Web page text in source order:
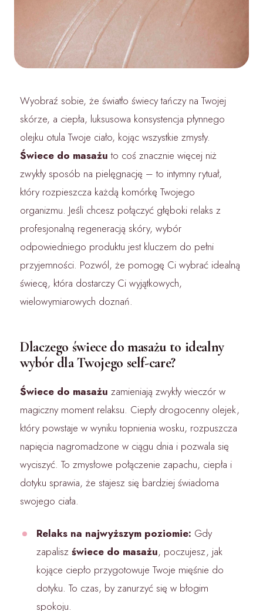
Wyobraź sobie, że światło świecy tańczy na Twojej
skórze, a ciepła, luksusowa konsystencja płynnego
olejku otula Twoje ciało, kojąc wszystkie zmysły.
Świece do masażu to coś znacznie więcej niż
zwykły sposób na pielęgnację – to intymny rytuał,
który rozpieszcza każdą komórkę Twojego
organizmu. Jeśli chcesz połączyć głęboki relaks z
profesjonalną regeneracją skóry, wybór
odpowiedniego produktu jest kluczem do pełni
przyjemności. Pozwól, że pomogę Ci wybrać idealną
świecę, która dostarczy Ci wyjątkowych,
wielowymiarowych doznań.
Dlaczego świece do masażu to idealny
wybór dla Twojego self-care?
Świece do masażu zamieniają zwykły wieczór w
magiczny moment relaksu. Ciepły drogocenny olejek,
który powstaje w wyniku topnienia wosku, rozpuszcza
napięcia nagromadzone w ciągu dnia i pozwala się
wyciszyć. To zmysłowe połączenie zapachu, ciepła i
dotyku sprawia, że stajesz się bardziej świadoma
swojego ciała.
Relaks na najwyższym poziomie: Gdy
zapalisz świece do masażu, poczujesz, jak
kojące ciepło przygotowuje Twoje mięśnie do
dotyku. To czas, by zanurzyć się w błogim
spokoju.